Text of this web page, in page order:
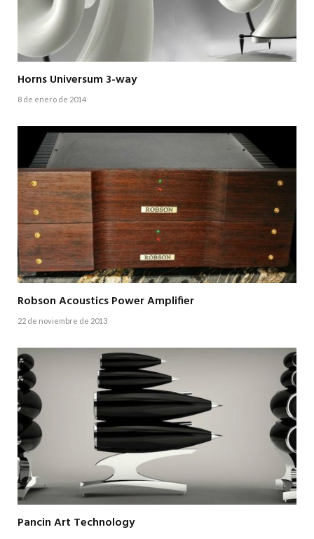
Horns Universum 3-way
8 de enero de 2014
Robson Acoustics Power Amplifier
22 de noviembre de 2013
Pancin Art Technology